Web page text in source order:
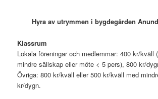
Hyra av utrymmen i bygdegården
Klassrum
Lokala föreningar och medlemmar: 400 kr/kväll
mindre sällskap eller möte < 5 pers), 800 kr/
Övriga: 800 kr/kväll eller 500 kr/kväll med
kr/dygn.